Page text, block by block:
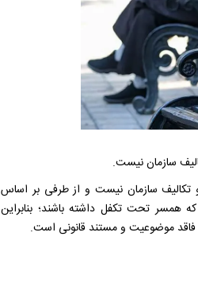
سازمان نیست.
تکالیف سازمان نیست و از طرفی بر اساس
همسر تحت تکفل داشته باشند؛ بنابراین
فاقد موضوعیت و مستند قانونی است.